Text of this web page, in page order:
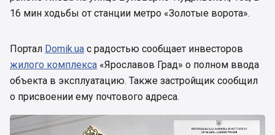
16 мин ходьбы от станции метро «Золотые ворота».
Портал Domik.ua с радостью сообщает инвесторов
жилого комплекса «Ярославов Град» о полном ввода
объекта в эксплуатацию. Также застройщик сообщил
о присвоении ему почтового адреса.